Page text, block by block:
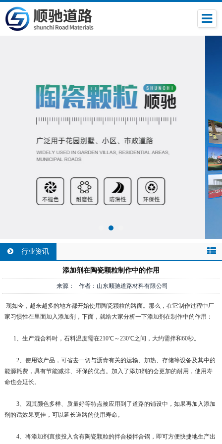
行业资讯
添加剂在陶瓷颗粒制作中的作用
来源： 作者：山东顺驰道路材料有限公司
现如今，越来越多的地方都开始使用陶瓷颗粒的路面。那么，在它制作过程中厂
家习惯性在里面加入添加剂，下面，就给大家分析一下添加剂在制作中的作用：
1、生产混合料时，石料温度需在210℃～230℃之间，大约需拌和60秒。
2、使用该产品，可省去一切与沥青有关的运输、加热、存储等设备及其中的
能源耗费，具有节能减排、环保的优点。加入了添加剂的会更加的耐用，使用寿
命也会延长。
3、因其颜色多样、质量好等特点被应用到了道路的铺设中，如果再加入添加
剂的话效果更佳，可以延长道路的使用寿命。
4、将添加剂直接投入含有陶瓷颗粒的拌合楼拌合锅，即可方便快捷地生产出